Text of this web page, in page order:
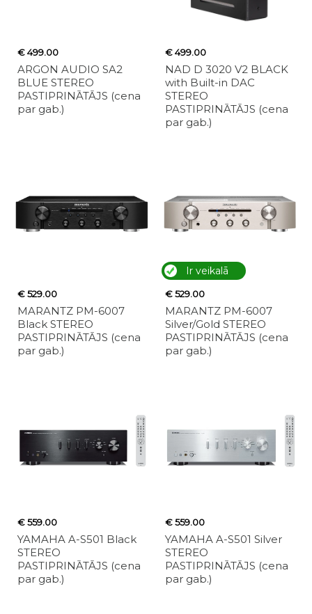
€ 499.00
ARGON AUDIO SA2
BLUE STEREO
PASTIPRINĀTĀJS (cena
par gab.)
€ 499.00
NAD D 3020 V2 BLACK
with Built-in DAC
STEREO
PASTIPRINĀTĀJS (cena
par gab.)
€ 529.00
MARANTZ PM-6007
Black STEREO
PASTIPRINĀTĀJS (cena
par gab.)
Ir veikalā
€ 529.00
MARANTZ PM-6007
Silver/Gold STEREO
PASTIPRINĀTĀJS (cena
par gab.)
€ 559.00
YAMAHA A-S501 Black
STEREO
PASTIPRINĀTĀJS (cena
par gab.)
€ 559.00
YAMAHA A-S501 Silver
STEREO
PASTIPRINĀTĀJS (cena
par gab.)